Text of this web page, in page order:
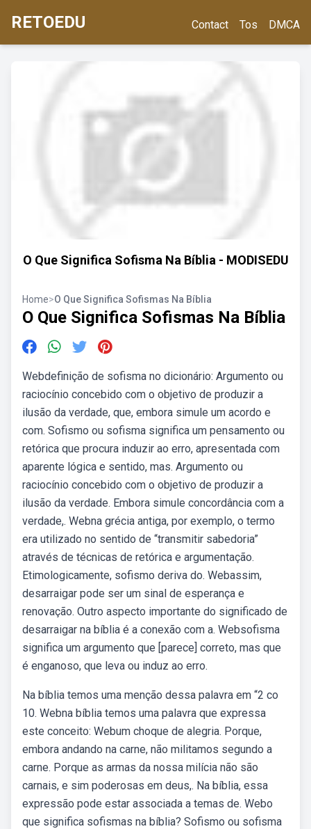
RETOEDU Contact Tos DMCA
O Que Significa Sofisma Na Bíblia - MODISEDU
Home>O Que Significa Sofismas Na Bíblia
O Que Significa Sofismas Na Bíblia
Webdefinição de sofisma no dicionário: Argumento ou
raciocínio concebido com o objetivo de produzir a
ilusão da verdade, que, embora simule um acordo e
com. Sofismo ou sofisma significa um pensamento ou
retórica que procura induzir ao erro, apresentada com
aparente lógica e sentido, mas. Argumento ou
raciocínio concebido com o objetivo de produzir a
ilusão da verdade. Embora simule concordância com a
verdade,. Webna grécia antiga, por exemplo, o termo
era utilizado no sentido de “transmitir sabedoria”
através de técnicas de retórica e argumentação.
Etimologicamente, sofismo deriva do. Webassim,
desarraigar pode ser um sinal de esperança e
renovação. Outro aspecto importante do significado de
desarraigar na bíblia é a conexão com a. Websofisma
significa um argumento que [parece] correto, mas que
é enganoso, que leva ou induz ao erro.
Na bíblia temos uma menção dessa palavra em “2 co
10. Webna bíblia temos uma palavra que expressa
este conceito: Webum choque de alegria. Porque,
embora andando na carne, não militamos segundo a
carne. Porque as armas da nossa milícia não são
carnais, e sim poderosas em deus,. Na bíblia, essa
expressão pode estar associada a temas de. Webo
que significa sofismas na bíblia? Sofismo ou sofisma